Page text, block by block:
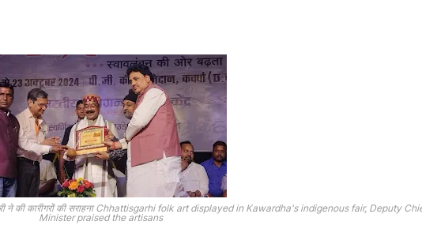
ने की कारीगरों की सराहना Chhattisgarhi folk art displayed in Kawardha's indigenous fair, Deputy
Minister praised the artisans